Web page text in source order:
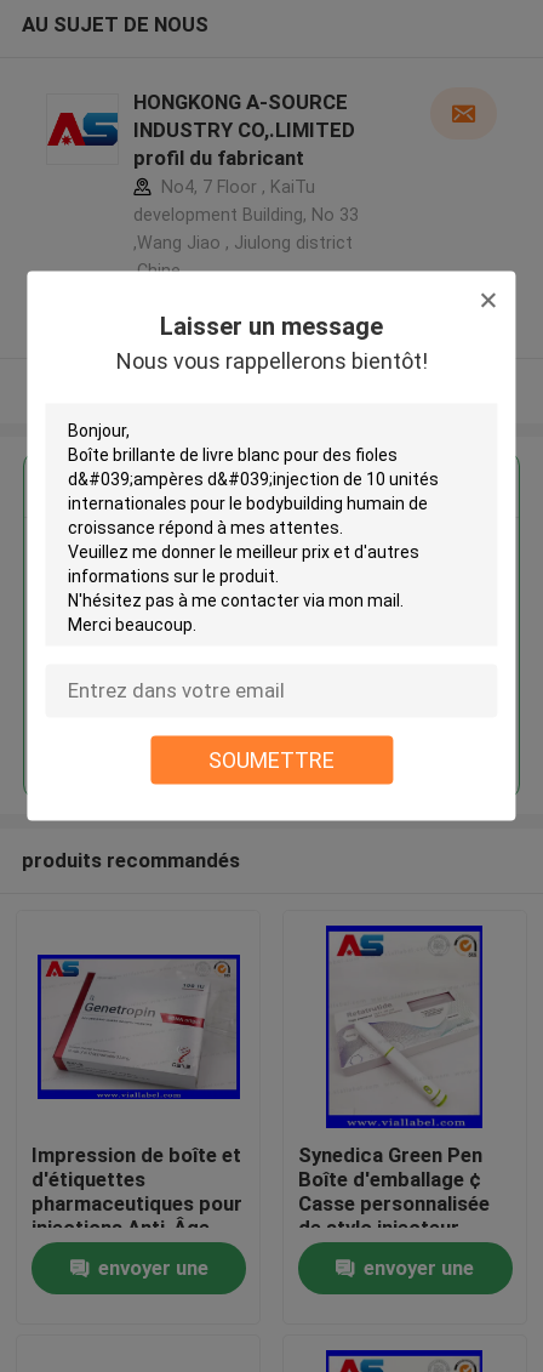
Laisser un message
Nous vous rappellerons bientôt!
SOUMETTRE
Maison
Produits
AU SUJET DE NOUS
HONGKONG A-SOURCE
INDUSTRY CO,.LIMITED
profil du fabricant
No4, 7 Floor , KaiTu
development Building, No 33
,Wang Jiao , Jiulong district
,Chine
Fournisseur vérifié
Boîte brillante de livre blanc
pour des fioles d'ampères
d'injection de 10 unités
croissance
Continuer
produits recommandés
Impression de boîte et
d'étiquettes
pharmaceutiques pour
injections Anti-Âge
191AA en petits
flacons de 3 ml
Genetropin
envoyer une
Synedica Green Pen
Boîte d'emballage ¢
Casse personnalisée
de stylo injecteur
peptidique pour Reta
stylo injecteur
peptidique 40 mg,
Synedica
envoyer une